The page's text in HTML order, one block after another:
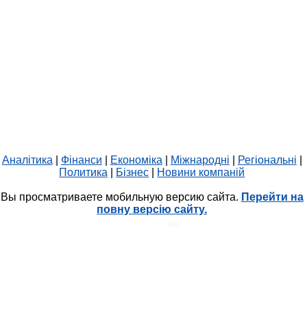
Аналітика Фінанси Економіка Міжнародні Регіональні
Политика
Бізнес Новини компаній
Вы просматриваете мобильную версию сайта. Перейти на
повну версію сайту.